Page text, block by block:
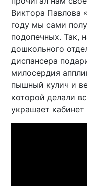
Виктора Павлова
году мы сами
подопечных. Так,
дошкольного
диспансера
милосердия
пышный кулич и
которой делали
украшает